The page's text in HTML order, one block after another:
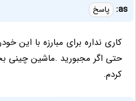
as: پاسخ
کاری نداره برای مبارزه با این
حتی اگر مجبورید .ماشین چینی
کردم.